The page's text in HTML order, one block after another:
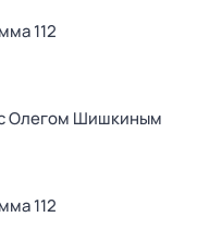
112
с Олегом Шишкиным
112